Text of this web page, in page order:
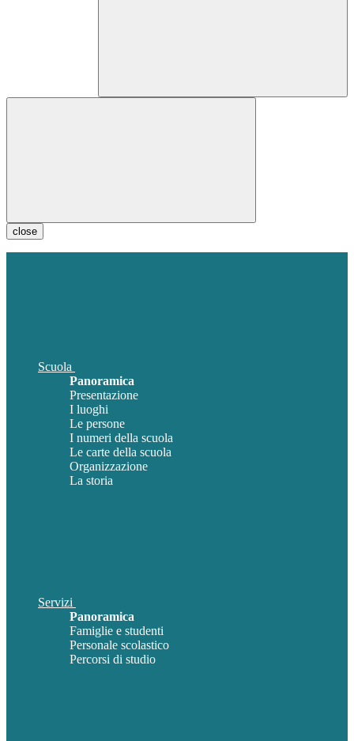
close
Scuola
Panoramica
Presentazione
I luoghi
Le persone
I numeri della scuola
Le carte della scuola
Organizzazione
La storia
Servizi
Panoramica
Famiglie e studenti
Personale scolastico
Percorsi di studio